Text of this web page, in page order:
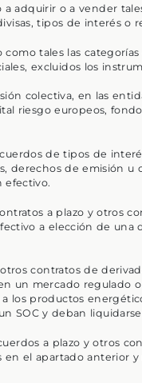
adquirir o a vender
tipos de interés o
tales las
excluidos los
colectiva, en las
riesgo europeos,
de tipos de
derechos de emisión
efectivo.
a plazo y otros
a elección de
contratos de
un mercado regulado
los productos
SOC y deban
a plazo y otros
el apartado anterior